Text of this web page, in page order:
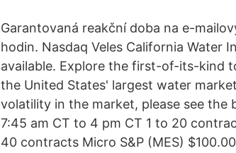
Garantovaná reakční doba na e-
hodin. Nasdaq Veles California Water
available. Explore the first-of-its-kind
the United States' largest water
volatility in the market, please see the
7:45 am CT to 4 pm CT 1 to 20
40 contracts Micro S&P (MES)